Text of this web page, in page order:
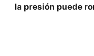
la presión puede